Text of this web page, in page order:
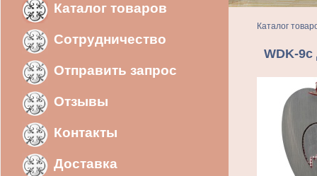
Каталог товаров
Сотрудничество
Отправить запрос
Отзывы
Контакты
Доставка
Каталог
WDK-